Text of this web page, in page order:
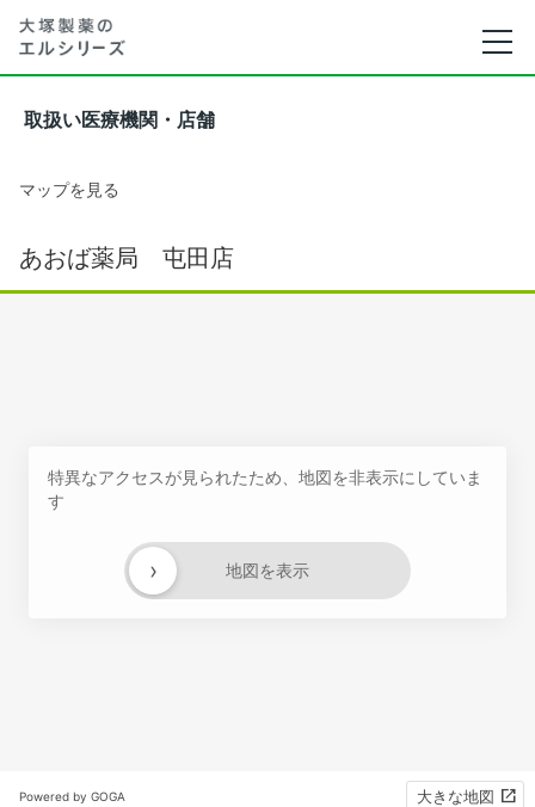
取扱い医療機関・店舗
マップを見る
あおば薬局 屯田店
特異なアクセスが見られたため、地図を非表示にしていま
す
地図を表示
›
Powered by GOGA 大きな地図